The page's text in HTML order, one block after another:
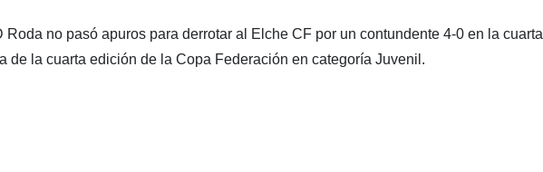
Roda no pasó apuros para derrotar al Elche CF por un contundente 4-0 en la cuarta
de la cuarta edición de la Copa Federación en categoría Juvenil.